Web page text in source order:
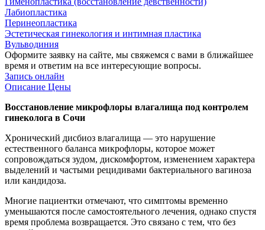
Лабиопластика
Перинеопластика
Эстетическая гинекология и интимная пластика
Вульводиния
Оформите заявку на сайте, мы свяжемся с вами в ближайшее
время и ответим на все интересующие вопросы.
Запись онлайн
Описание Цены
Восстановление микрофлоры влагалища под контролем
гинеколога в Сочи
Хронический дисбиоз влагалища — это нарушение
естественного баланса микрофлоры, которое может
сопровождаться зудом, дискомфортом, изменением характера
выделений и частыми рецидивами бактериального вагиноза
или кандидоза.
Многие пациентки отмечают, что симптомы временно
уменьшаются после самостоятельного лечения, однако спустя
время проблема возвращается. Это связано с тем, что без